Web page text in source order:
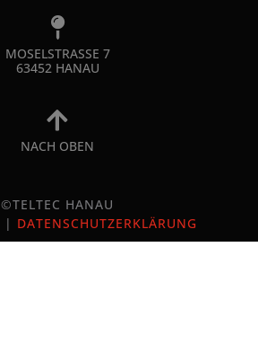
MOSELSTRASSE 7
63452 HANAU
NACH OBEN
©TELTEC HANAU
| DATENSCHUTZERKLÄRUNG